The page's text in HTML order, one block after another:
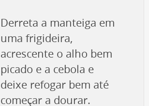
Derreta a manteiga em
uma frigideira,
acrescente o alho bem
picado e a cebola e
deixe refogar bem até
começar a dourar.